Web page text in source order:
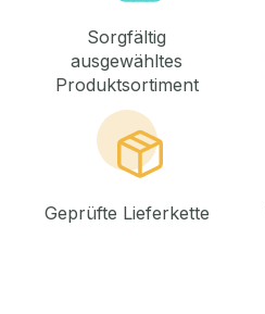
Sorgfältig
ausgewähltes
Produktsortiment
Geprüfte Lieferkette